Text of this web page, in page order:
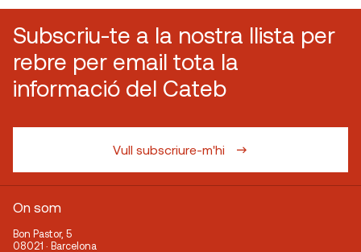
Subscriu-te a la nostra llista per
rebre per email tota la
informació del Cateb
Vull subscriure-m'hi
On som
Bon Pastor, 5
08021 · Barcelona